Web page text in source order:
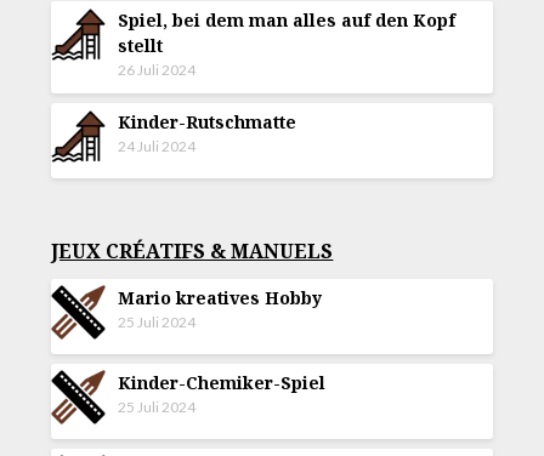
Spiel, bei dem man alles auf den Kopf
stellt
26 Juli 2024
Kinder-Rutschmatte
24 Juli 2024
JEUX CRÉATIFS & MANUELS
Mario kreatives Hobby
25 Juli 2024
Kinder-Chemiker-Spiel
25 Juli 2024